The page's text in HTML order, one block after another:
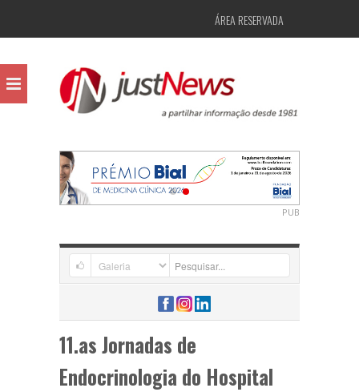
ÁREA RESERVADA
PUB
11.as Jornadas de
Endocrinologia do Hospital